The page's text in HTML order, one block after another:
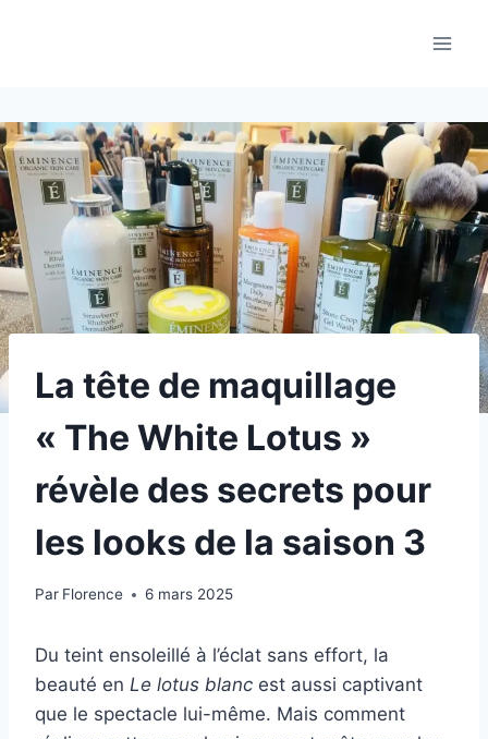
La tête de maquillage
« The White Lotus »
révèle des secrets pour
les looks de la saison 3
Par Florence 6 mars 2025
Du teint ensoleillé à l’éclat sans effort, la
beauté en Le lotus blanc est aussi captivant
que le spectacle lui-même. Mais comment